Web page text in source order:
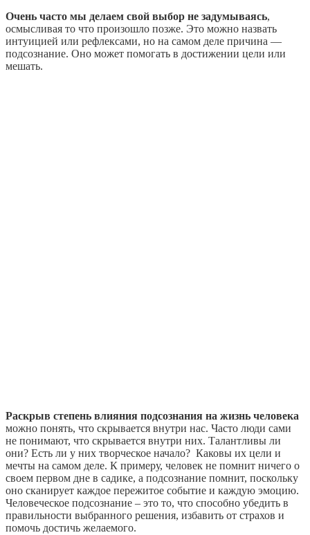
Очень часто мы делаем свой выбор не задумываясь,
осмысливая то что произошло позже. Это можно назвать
интуицией или рефлексами, но на самом деле причина —
подсознание. Оно может помогать в достижении цели или
мешать.
Раскрыв степень влияния подсознания на жизнь человека
можно понять, что скрывается внутри нас. Часто люди сами
не понимают, что скрывается внутри них. Талантливы ли
они? Есть ли у них творческое начало? Каковы их цели и
мечты на самом деле. К примеру, человек не помнит ничего о
своем первом дне в садике, а подсознание помнит, поскольку
оно сканирует каждое пережитое событие и каждую эмоцию.
Человеческое подсознание – это то, что способно убедить в
правильности выбранного решения, избавить от страхов и
помочь достичь желаемого.